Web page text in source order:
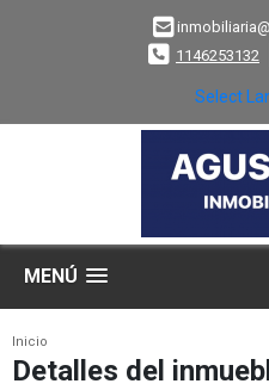
1146253132
Select
MENÚ
Inicio
Detalles del